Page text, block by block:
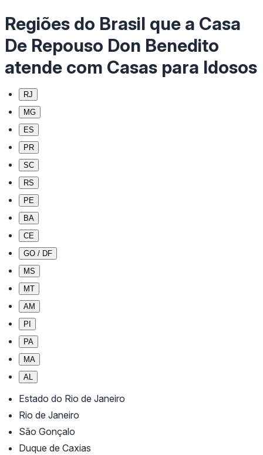
Regiões do Brasil que a Casa
De Repouso Don Benedito
atende com Casas para Idosos
RJ
MG
ES
PR
SC
RS
PE
BA
CE
GO / DF
MS
MT
AM
PI
PA
MA
AL
Estado do Rio de Janeiro
Rio de Janeiro
São Gonçalo
Duque de Caxias